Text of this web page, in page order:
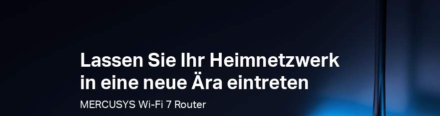
Lassen Sie Ihr Heimnetzwerk
in eine neue Ära eintreten
MERCUSYS Wi-Fi 7 Router